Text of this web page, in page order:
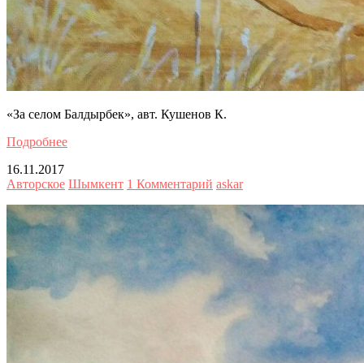
«За селом Балдырбек», авт. Кушенов К.
Подробнее
16.11.2017
Авторское Шымкент 1 Комментарий askar